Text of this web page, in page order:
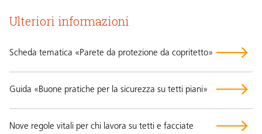
Ulteriori informazioni
Scheda tematica «Parete da protezione da copritetto»
Guida «Buone pratiche per la sicurezza su tetti piani»
Nove regole vitali per chi lavora su tetti e facciate